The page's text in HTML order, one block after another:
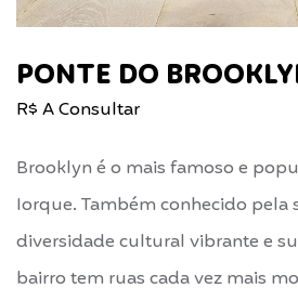
PONTE DO
R$ A Consultar
Brooklyn é o mais famoso e
Iorque. Também conhecido pela
diversidade cultural vibrante e
bairro tem ruas cada vez mais